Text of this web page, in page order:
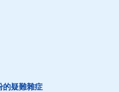
的疑難雜症